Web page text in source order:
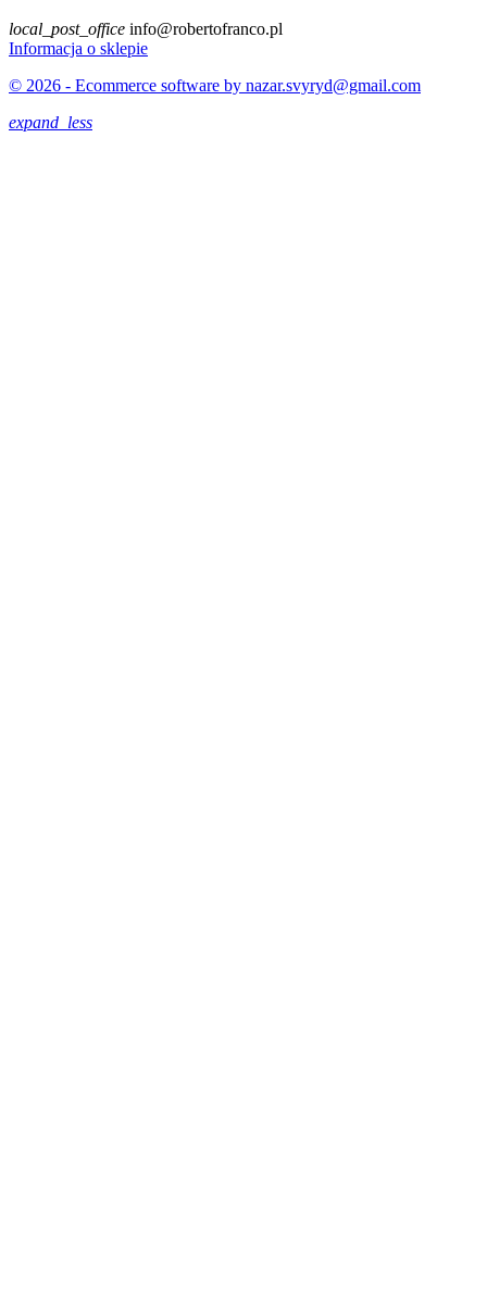
local_post_office info@robertofranco.pl
Informacja o sklepie
© 2026 - Ecommerce software by nazar.svyryd@gmail.com
expand_less